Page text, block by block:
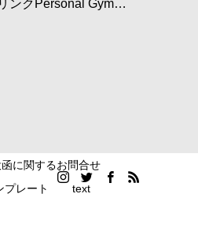
ンクPersonal Gym
に関するお問合せ
プレート text